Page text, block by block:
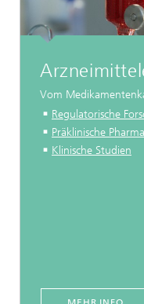
Vom
Regulatorische
Präklinische
Klinische Studien